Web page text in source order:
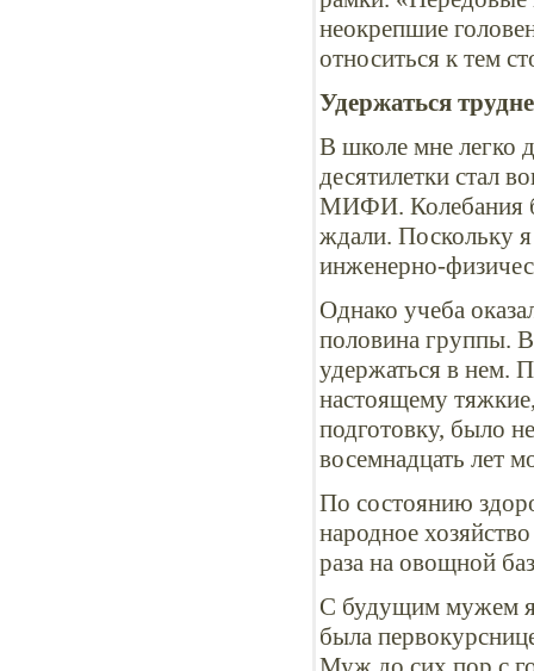
неокрепшие
относиться к тем
Удержаться
В школе мне легко
десятилетки стал
МИФИ. Колебания
ждали. Поскольку
инженерно-
Однако учеба
половина группы.
удержаться в нем.
настоящему
подготовку, было
восемнадцать лет
По состоянию
народное
раза на овощной
С будущим мужем я
была